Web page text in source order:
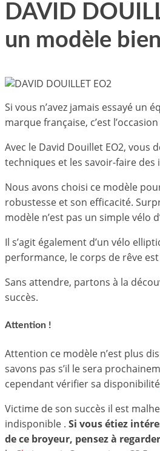
DAVID
un modèle
Si vous n’avez jamais essayé un
marque française, c’est
Avec le David Douillet EO2, vous
techniques et les savoir-faire des
Nous avons choisi ce modèle
robustesse et son efficacité.
modèle n’est pas un simple vélo
Il s’agit également d’un vélo
performance, le corps de rêve
Sans attendre, partons à la
succès.
Attention !
Attention ce modèle n’est plus
savons pas s’il le sera
cependant vérifier sa disponibilité
Victime de son succès il est
indisponible . Si vous étiez
de ce broyeur, pensez à